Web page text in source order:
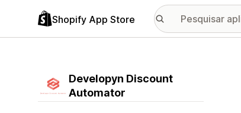
Shopify App Store
Developyn Discount
Automator